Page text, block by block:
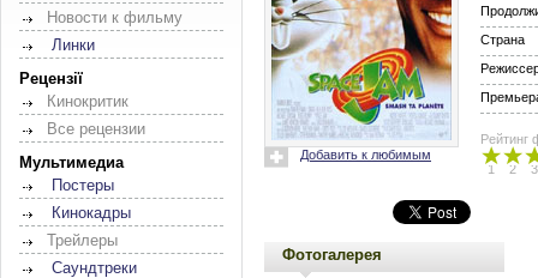
Новости к фильму
Линки
Рецензії
Кинокритик
Все рецензии
Мультимедиа
Постеры
Кинокадры
Трейлеры
Саундтреки
Добавить к любимым
Страна
Рейтинг
1 2 3
Фотогалерея